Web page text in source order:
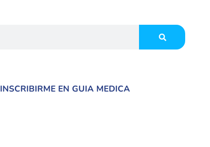
INSCRIBIRME EN GUIA MEDICA